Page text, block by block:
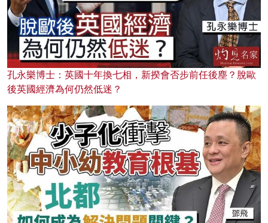
孔永樂博士：英國十年換七相，新揆會否步前任後塵？脫歐
後英國經濟為何仍然低迷？